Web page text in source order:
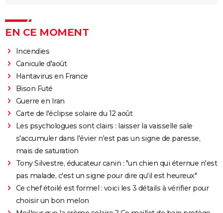
EN CE MOMENT
Incendies
Canicule d'août
Hantavirus en France
Bison Futé
Guerre en Iran
Carte de l'éclipse solaire du 12 août
Les psychologues sont clairs : laisser la vaisselle sale
s'accumuler dans l'évier n'est pas un signe de paresse,
mais de saturation
Tony Silvestre, éducateur canin : "un chien qui éternue n'est
pas malade, c'est un signe pour dire qu'il est heureux"
Ce chef étoilé est formel : voici les 3 détails à vérifier pour
choisir un bon melon